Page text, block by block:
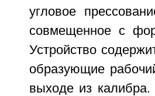
угловое
совмещенное с
Устройство
образующие
выходе из